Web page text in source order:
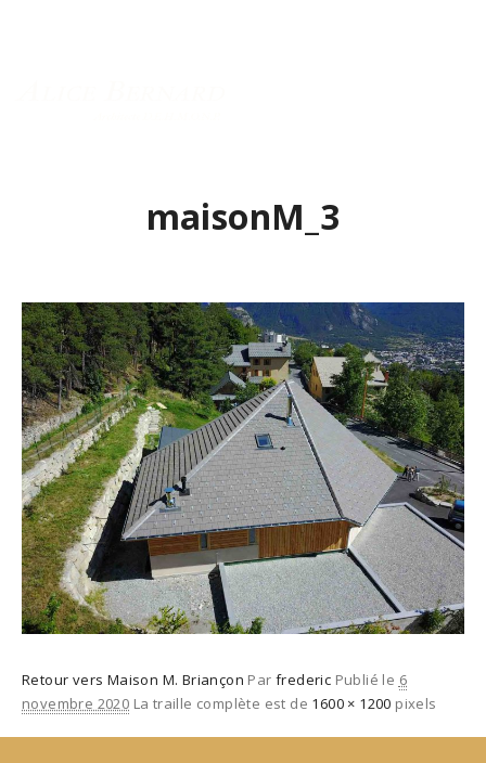
maisonM_3
Retour vers Maison M. Briançon Parfrederic Publié le 6
novembre 2020 La traille complète est de 1600 × 1200 pixels